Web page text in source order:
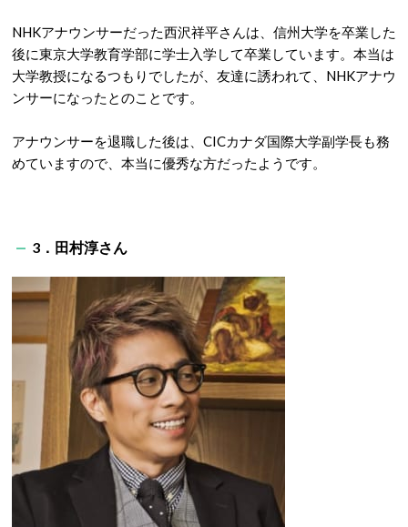
NHKアナウンサーだった西沢祥平さんは、信州大学を卒業した
後に東京大学教育学部に学士入学して卒業しています。本当は
大学教授になるつもりでしたが、友達に誘われて、NHKアナウ
ンサーになったとのことです。
アナウンサーを退職した後は、CICカナダ国際大学副学長も務
めていますので、本当に優秀な方だったようです。
3．田村淳さん